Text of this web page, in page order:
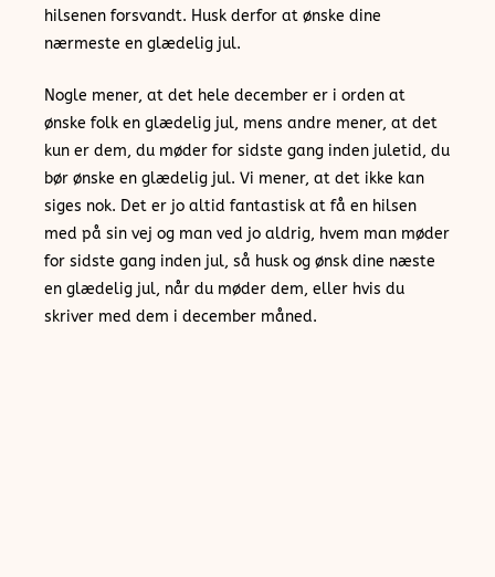
hilsenen forsvandt. Husk derfor at ønske dine
nærmeste en glædelig jul.
Nogle mener, at det hele december er i orden at
ønske folk en glædelig jul, mens andre mener, at det
kun er dem, du møder for sidste gang inden juletid, du
bør ønske en glædelig jul. Vi mener, at det ikke kan
siges nok. Det er jo altid fantastisk at få en hilsen
med på sin vej og man ved jo aldrig, hvem man møder
for sidste gang inden jul, så husk og ønsk dine næste
en glædelig jul, når du møder dem, eller hvis du
skriver med dem i december måned.